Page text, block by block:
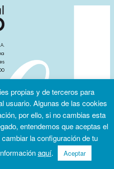
propias y de terceros para
usuario. Algunas de las cookies
por ello, si no cambias esta
entendemos que aceptas el
la configuración de tu
aquí. Aceptar